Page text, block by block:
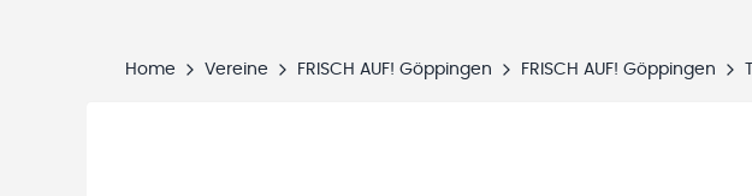
Home Vereine FRISCH AUF! Göppingen FRISCH AUF! Göppingen